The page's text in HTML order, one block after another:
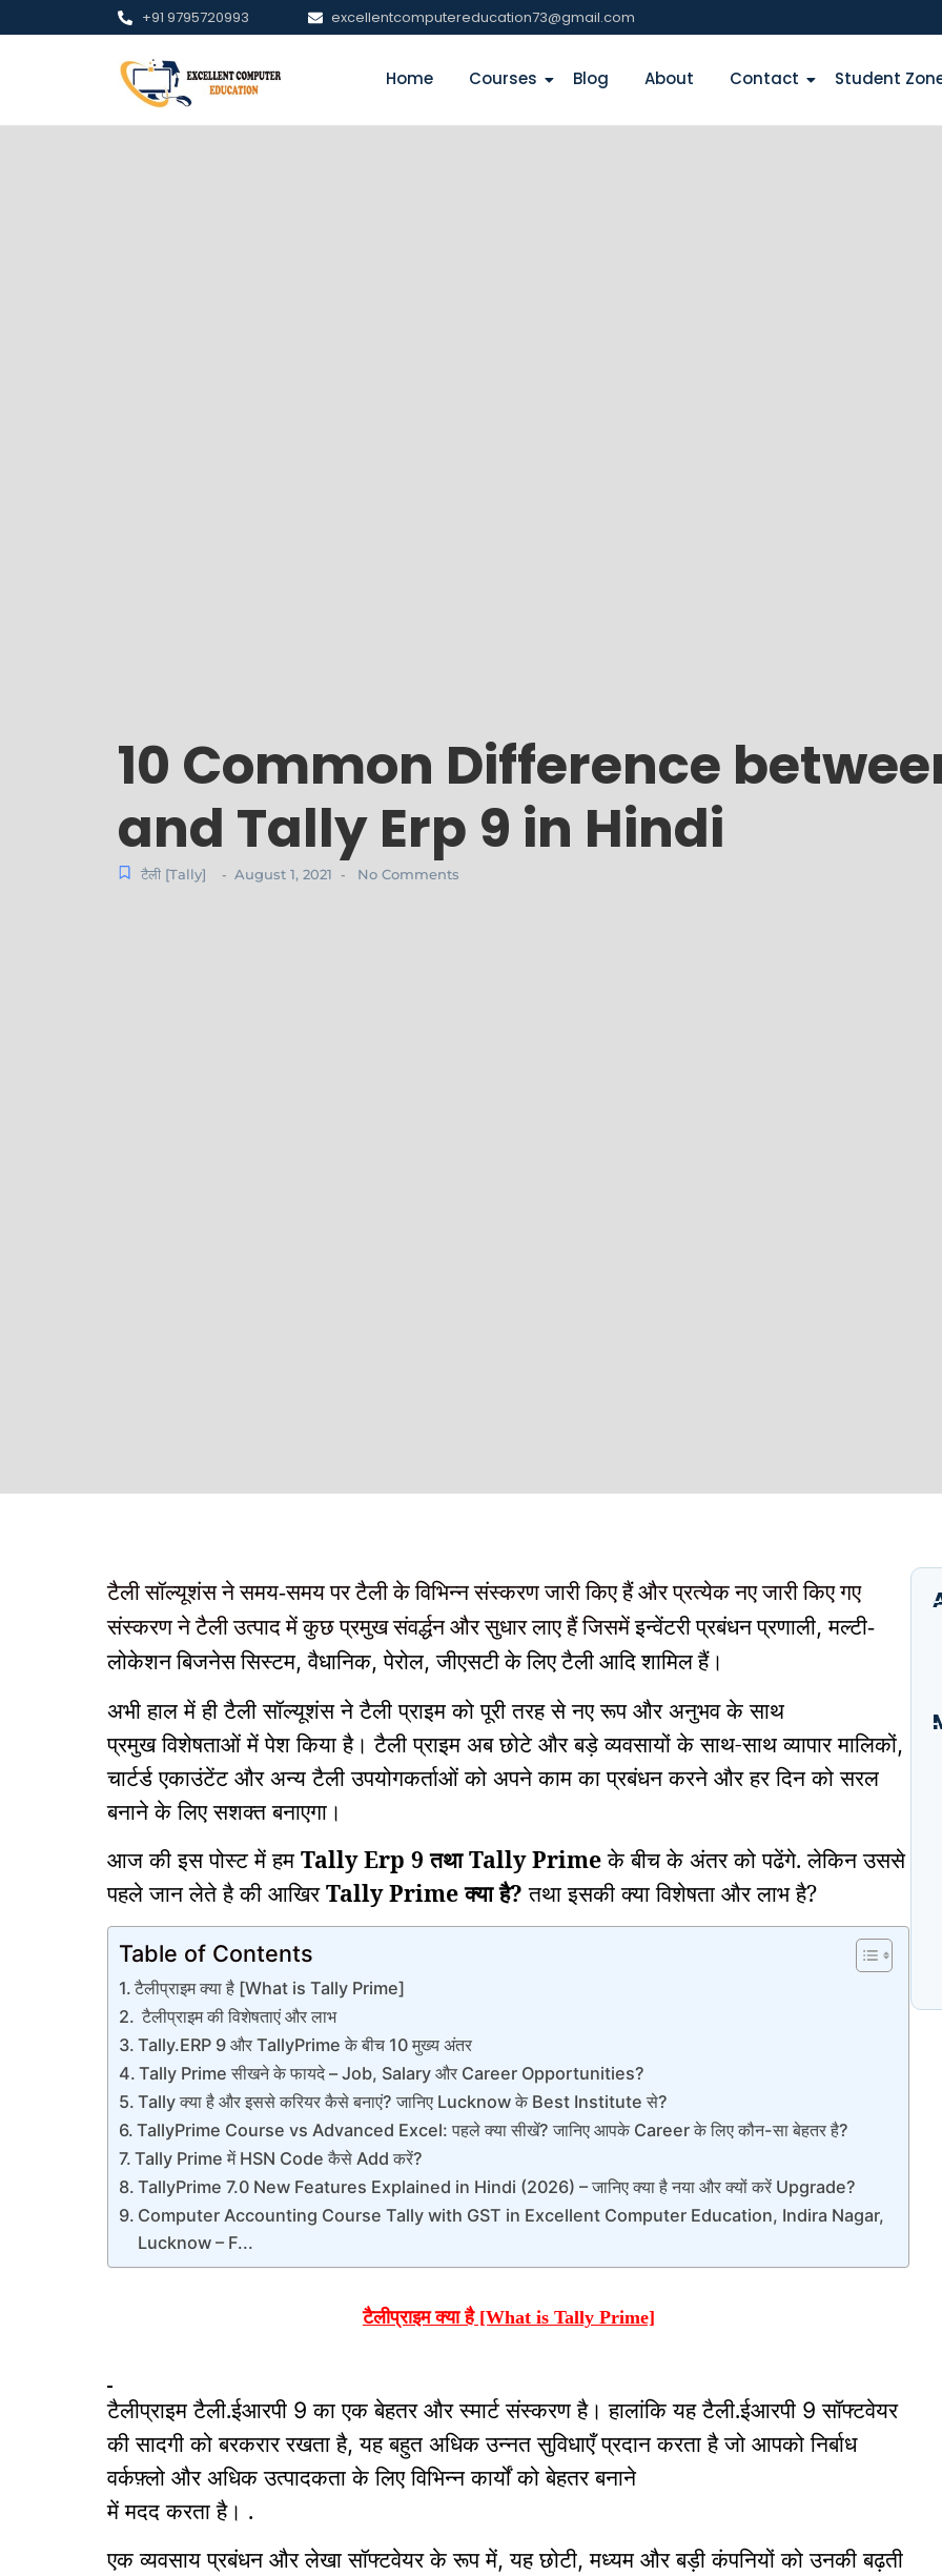
+91 9795720993 excellentcomputereducation73@gmail.com
Home Courses Blog About Contact Student
10 Common Difference
and Tally Erp 9 in Hindi
टैली [Tally] - August 1, 2021 - No Comments
टैली सॉल्यूशंस ने समय-समय पर टैली के विभिन्न संस्करण जारी किए हैं और प्रत्येक नए जारी किए गए
संस्करण ने टैली उत्पाद में कुछ प्रमुख संवर्द्धन और सुधार लाए हैं जिसमेंइन्वेंटरी प्रबंधन प्रणाली,मल्टी-
लोकेशन बिजनेस सिस्टम,वैधानिक,पेरोल,जीएसटी के लिए टैली आदि शामिल हैं।
अभी हाल में ही टैली सॉल्यूशंस ने टैली प्राइम को पूरी तरह से नए रूप और अनुभव के साथ
प्रमुख विशेषताओं में पेश किया है। टैली प्राइम अब छोटे और बड़े व्यवसायों के साथ-साथ व्यापार मालिकों,
चार्टर्ड एकाउंटेंट और अन्य टैली उपयोगकर्ताओं को अपने काम का प्रबंधन करने और हर दिन को सरल
बनाने के लिए सशक्त बनाएगा।
आज की इस पोस्ट में हम Tally Erp 9तथा Tally Primeके बीच के अंतर को पढेंगे. लेकिन उससे
पहले जान लेते है की आखिरTally Prime क्या है? तथा इसकी क्या विशेषता और लाभ है?
Table of Contents
टैलीप्राइम क्या है [What is Tally Prime]
टैलीप्राइम की विशेषताएं और लाभ
Tally.ERP 9 और TallyPrime के बीच 10 मुख्य अंतर
Tally Prime सीखने के फायदे – Job, Salary और Career Opportunities?
Tally क्या है और इससे करियर कैसे बनाएं? जानिए Lucknow के Best Institute से?
TallyPrime Course vs Advanced Excel: पहले क्या सीखें? जानिए आपके Career के लिए कौन-सा बेहतर है?
Tally Prime में HSN Code कैसे Add करें?
TallyPrime 7.0 New Features Explained in Hindi (2026) – जानिए क्या है नया और क्यों करें Upgrade?
Computer Accounting Course Tally with GST in Excellent Computer Education, Indira Nagar,
Lucknow – F...
टैलीप्राइम क्या है [What is Tally Prime]
टैलीप्राइम टैली.ईआरपी 9का एक बेहतर और स्मार्ट संस्करण है। हालांकि यह टैली.ईआरपी 9सॉफ्टवेयर
की सादगी को बरकरार रखता है,यह बहुत अधिक उन्नत सुविधाएँ प्रदान करता है जो आपको निर्बाध
वर्कफ़्लो और अधिक उत्पादकता के लिए विभिन्न कार्यों को बेहतर बनाने
में मदद करता है। .
एक व्यवसाय प्रबंधन और लेखा सॉफ्टवेयर के रूप में,यह छोटी,मध्यम और बड़ी कंपनियों को उनकी बढ़ती